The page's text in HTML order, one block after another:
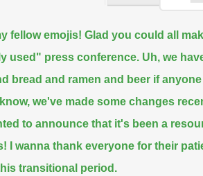
fellow emojis! Glad you could all
used" press conference. Uh, we
bread and ramen and beer if
we've made some changes
to announce that it's been a
I wanna thank everyone for their
transitional period.